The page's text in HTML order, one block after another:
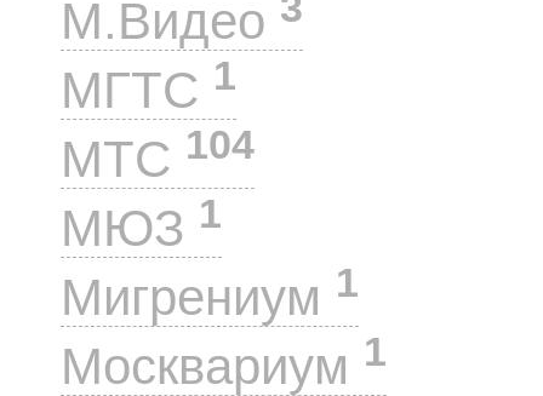
М.Видео
МГТС 1
МТС 104
МЮЗ 1
Мигрениум 1
Москвариум 1